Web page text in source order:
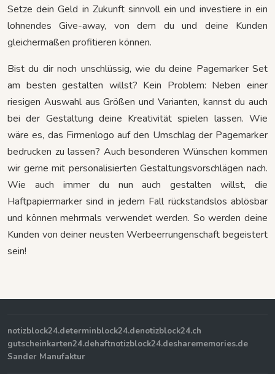
Setze dein Geld in Zukunft sinnvoll ein und investiere in ein
lohnendes Give-away, von dem du und deine Kunden
gleichermaßen profitieren können.
Bist du dir noch unschlüssig, wie du deine Pagemarker Set
am besten gestalten willst? Kein Problem: Neben einer
riesigen Auswahl aus Größen und Varianten, kannst du auch
bei der Gestaltung deine Kreativität spielen lassen. Wie
wäre es, das Firmenlogo auf den Umschlag der Pagemarker
bedrucken zu lassen? Auch besonderen Wünschen kommen
wir gerne mit personalisierten Gestaltungsvorschlägen nach.
Wie auch immer du nun auch gestalten willst, die
Haftpapiermarker sind in jedem Fall rückstandslos ablösbar
und können mehrmals verwendet werden. So werden deine
Kunden von deiner neusten Werbeerrungenschaft begeistert
sein!
notizblock24.determinblock24.denotizblock24.ch
gutscheinkarten24.dehaftnotizblock24.desharememories.de
Sander Manufaktur